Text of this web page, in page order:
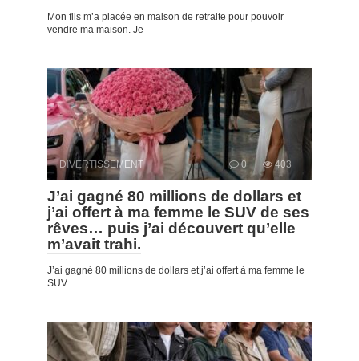
Mon fils m’a placée en maison de retraite pour pouvoir
vendre ma maison. Je
DIVERTISSEMENT 0 403
J’ai gagné 80 millions de dollars et
j’ai offert à ma femme le SUV de ses
rêves… puis j’ai découvert qu’elle
m’avait trahi.
J’ai gagné 80 millions de dollars et j’ai offert à ma femme le
SUV